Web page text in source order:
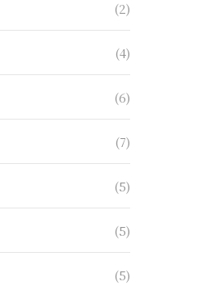
(2)
(4)
(6)
(7)
(5)
(5)
(5)